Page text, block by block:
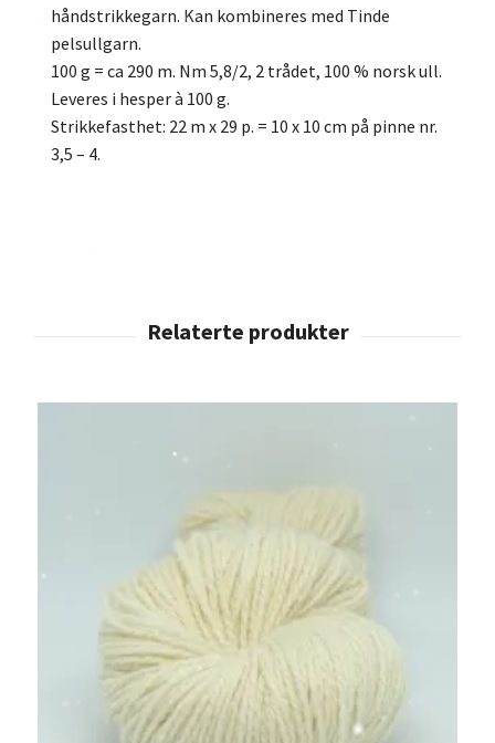
håndstrikkegarn. Kan kombineres med Tinde
pelsullgarn.
100 g = ca 290 m. Nm 5,8/2, 2 trådet, 100 % norsk ull.
Leveres i hesper à 100 g.
Strikkefasthet: 22 m x 29 p. = 10 x 10 cm på pinne nr.
3,5 – 4.